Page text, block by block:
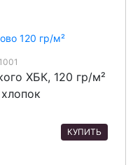
120 гр/м²
ХБК, 120 гр/м²
КУПИТЬ